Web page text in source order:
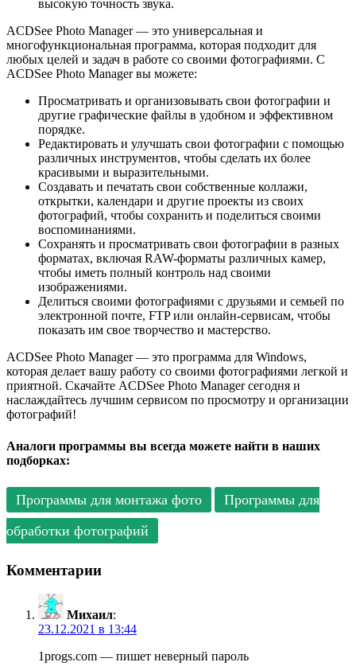
высокую точность звука.
ACDSee Photo Manager — это универсальная и
многофункциональная программа, которая подходит для
любых целей и задач в работе со своими фотографиями. С
ACDSee Photo Manager вы можете:
Просматривать и организовывать свои фотографии и
другие графические файлы в удобном и эффективном
порядке.
Редактировать и улучшать свои фотографии с помощью
различных инструментов, чтобы сделать их более
красивыми и выразительными.
Создавать и печатать свои собственные коллажи,
открытки, календари и другие проекты из своих
фотографий, чтобы сохранить и поделиться своими
воспоминаниями.
Сохранять и просматривать свои фотографии в разных
форматах, включая RAW-форматы различных камер,
чтобы иметь полный контроль над своими
изображениями.
Делиться своими фотографиями с друзьями и семьей по
электронной почте, FTP или онлайн-сервисам, чтобы
показать им свое творчество и мастерство.
ACDSee Photo Manager — это программа для Windows,
которая делает вашу работу со своими фотографиями легкой и
приятной. Скачайте ACDSee Photo Manager сегодня и
наслаждайтесь лучшим сервисом по просмотру и организации
фотографий!
Аналоги программы вы всегда можете найти в наших
подборках:
Программы для монтажа фото
Программы для
обработки фотографий
Комментарии
Михаил:
23.12.2021 в 13:44
1progs.com — пишет неверный пароль